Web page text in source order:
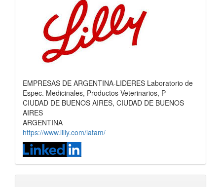
EMPRESAS DE ARGENTINA-LIDERES Laboratorio de
Espec. Medicinales, Productos Veterinarios, P
CIUDAD DE BUENOS AIRES, CIUDAD DE BUENOS
AIRES
ARGENTINA
https://www.lilly.com/latam/